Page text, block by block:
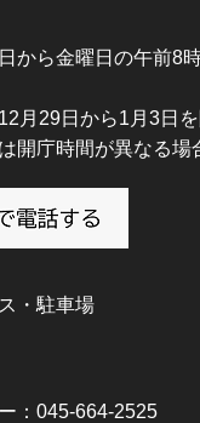
から金曜日の午前8
月29日から1月3日を
開庁時間が異なる場
・駐車場
：045-664-2525